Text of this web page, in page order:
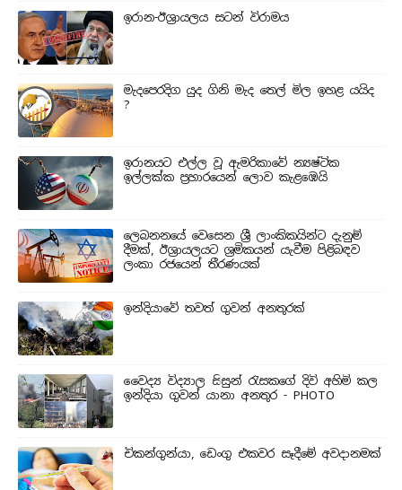
ඉරාන-ඊශ්‍රායලය සටන් විරාමය
මැදපෙරදිග යුද ගිනි මැද තෙල් මිල ඉහළ යයිද
?
ඉරානයට එල්ල වූ ඇමරිකාවේ න්‍යෂ්ටික
ඉල්ලක්ක ප්‍රහාරයෙන් ලොව කැළඹෙයි
ලෙබනනයේ වෙසෙන ශ්‍රී ලාංකිකයින්ට දැනුම්
දීමක්, ඊශ්‍රායලයට ශ්‍රමිකයන් යැවීම පිළිබඳව
ලංකා රජයෙන් තීරණයක්
ඉන්දියාවේ තවත් ගුවන් අනතුරක්
වෛද්‍ය විද්‍යාල සිසුන් ‍රැසකගේ දිවි අහිමි කල
ඉන්දියා ගුවන් යානා අනතුර - PHOTO
චිකන්ගුන්යා, ඩෙංගු එකවර සෑදීමේ අවදානමක්